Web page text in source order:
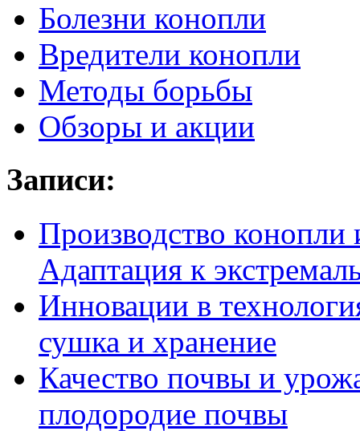
Болезни конопли
Вредители конопли
Методы борьбы
Обзоры и акции
Записи:
Производство конопли
Адаптация к
Инновации в
сушка и хранение
Качество почвы и
плодородие почвы